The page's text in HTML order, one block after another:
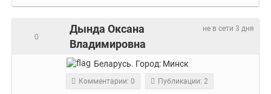
не в сети 3 дня
Дында Оксана
Владимировна
0
Беларусь. Город: Минск
Комментарии: 0 Публикации: 2